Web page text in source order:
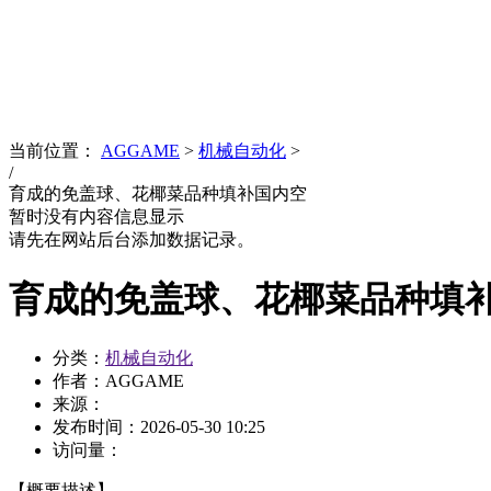
当前位置： AGGAME > 机械自动化 >
/
育成的免盖球、花椰菜品种填补国内空
暂时没有内容信息显示
请先在网站后台添加数据记录。
育成的免盖球、花椰菜品种填
分类： 机械自动化
作者：AGGAME
来源：
发布时间： 2026-05-30 10:25
访问量：